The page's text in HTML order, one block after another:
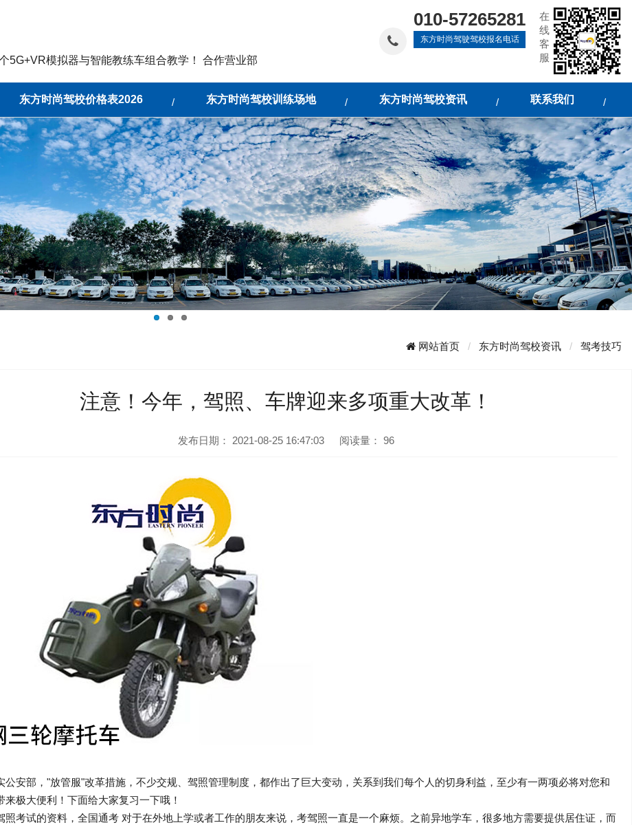
5G+VR模拟器与智能教练车组合教学！ 合作营业部
010-57265281
东方时尚驾驶驾校报名电话
在
线
客
服
东方时尚驾校价格表2026 东方时尚驾校训练场地 东方时尚驾校资讯 联系我们
网站首页 东方时尚驾校资讯 驾考技巧
注意！今年，驾照、车牌迎来多项重大改革！
发布日期： 2021-08-25 16:47:03 阅读量： 96
公安部，"放管服"改革措施，不少交规、驾照管理制度，都作出了巨大变动，关系到我们每个人的切身利益，至少有一两项必将对您和
来极大便利！下面给大家复习一下哦！
照考试的资料，全国通考 对于在外地上学或者工作的朋友来说，考驾照一直是一个麻烦。之前异地学车，很多地方需要提供居住证，而